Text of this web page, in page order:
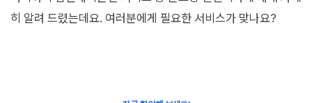
히 알려 드렸는데요. 여러분에게 필요한 서비스가 맞나요?